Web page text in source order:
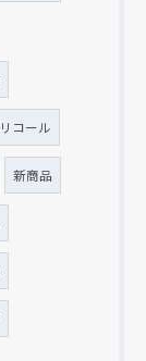
リコール
新商品